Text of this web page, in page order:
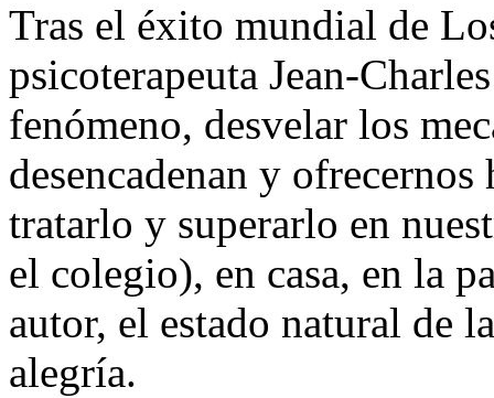
Tras el éxito mundial de
psicoterapeuta Jean-
fenómeno, desvelar los
desencadenan y
tratarlo y superarlo en
el colegio), en casa, en la
autor, el estado natural de
alegría.